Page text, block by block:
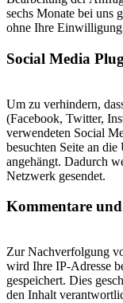
sechs Monate bei uns
ohne Ihre
Social Media
Um zu verhindern,
(Facebook, Twitter,
verwendeten Social
besuchten Seite an
angehängt. Dadurch
Netzwerk gesendet.
Kommentare
Zur Nachverfolgung
wird Ihre IP-Adresse
gespeichert. Dies
den Inhalt